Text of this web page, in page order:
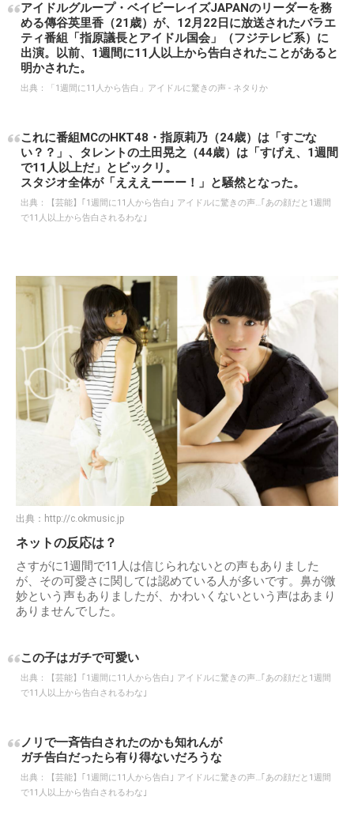
アイドルグループ・ベイビーレイズJAPANのリーダーを務
める傳谷英里香（21歳）が、12月22日に放送されたバラエ
ティ番組「指原議長とアイドル国会」（フジテレビ系）に
出演。以前、1週間に11人以上から告白されたことがあると
明かされた。
出典： 「1週間に11人から告白」アイドルに驚きの声 - ネタりか
これに番組MCのHKT48・指原莉乃（24歳）は「すごな
い？？」、タレントの土田晃之（44歳）は「すげえ、1週間
で11人以上だ」とビックリ。
スタジオ全体が「えええーーー！」と騒然となった。
出典：
【芸能】｢1週間に11人から告白｣ アイドルに驚きの声…｢あの顔だと1週間
で11人以上から告白されるわな｣
出典： http://c.okmusic.jp
ネットの反応は？
さすがに1週間で11人は信じられないとの声もありました
が、その可愛さに関しては認めている人が多いです。鼻が微
妙という声もありましたが、かわいくないという声はあまり
ありませんでした。
この子はガチで可愛い
出典：
【芸能】｢1週間に11人から告白｣ アイドルに驚きの声…｢あの顔だと1週間
で11人以上から告白されるわな｣
ノリで一斉告白されたのかも知れんが
ガチ告白だったら有り得ないだろうな
出典：
【芸能】｢1週間に11人から告白｣ アイドルに驚きの声…｢あの顔だと1週間
で11人以上から告白されるわな｣